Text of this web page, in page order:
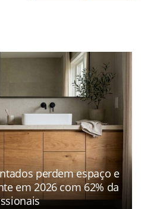
perdem espaço e
em 2026 com 62% da